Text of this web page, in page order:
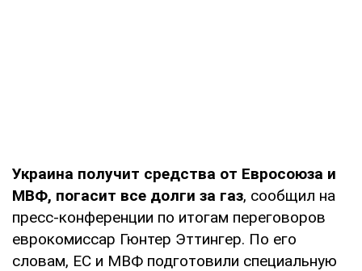
Украина получит средства от Евросоюза и
МВФ, погасит все долги за газ, сообщил на
пресс-конференции по итогам переговоров
еврокомиссар Гюнтер Эттингер. По его
словам, ЕС и МВФ подготовили специальную